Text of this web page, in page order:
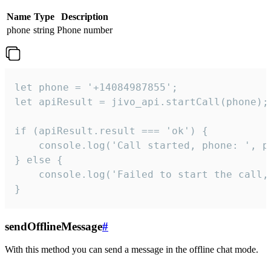
Name Type
Description
phone string Phone number
let phone = '+14084987855';
let apiResult = jivo_api.startCall(phone);
if (apiResult.result === 'ok') {
console.log('Call started, phone: ',
} else {
console.log('Failed to start the
}
sendOfflineMessage#
With this method you can send a message in the offline chat mode.